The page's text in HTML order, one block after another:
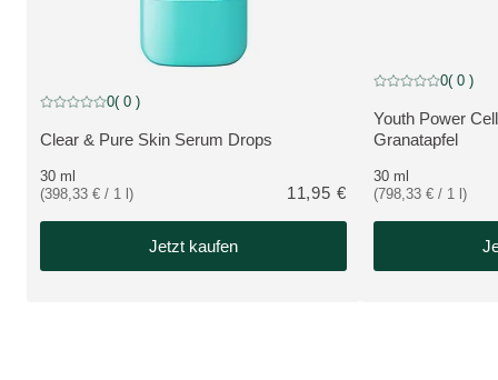
NEU
MEHR ZUM PRODUKT:
Clear & Pure Skin Serum Drops
Aktuelle Bewertung: 0 von 5 Sternen bewertet von 0 Kunden
0( 0 )
30 ml
(398,33 € / 1 l)
11,95 €
Jetzt kaufen
NEU
MEHR ZUM
Youth Power
Granatapfel
Aktuelle 0( 0 )
30 ml
(798,33 € / 1 l)